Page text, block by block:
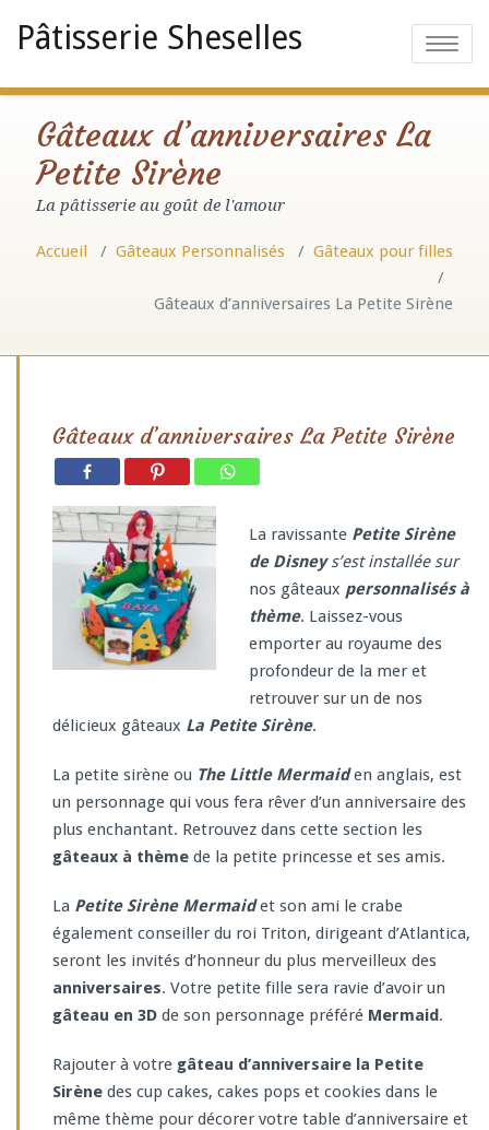
Pâtisserie Sheselles Toggle
Gâteaux d’anniversaires La
Petite Sirène
La pâtisserie au goût de l'amour
Accueil / Gâteaux Personnalisés / Gâteaux pour filles
/
Gâteaux d’anniversaires La Petite Sirène
Gâteaux d’anniversaires La Petite Sirène
La ravissante Petite Sirène
de Disneys’est installée sur
nos gâteaux personnalisés à
thème. Laissez-vous
emporter au royaume des
profondeur de la mer et
retrouver sur un de nos
délicieux gâteaux La Petite Sirène.
La petite sirène ou The Little Mermaiden anglais, est
un personnage qui vous fera rêver d’un anniversaire des
plus enchantant. Retrouvez dans cette section les
gâteaux à thème de la petite princesse et ses amis.
La Petite Sirène Mermaidet son ami le crabe
également conseiller du roi Triton, dirigeant d’Atlantica,
seront les invités d’honneur du plus merveilleux des
anniversaires. Votre petite fille sera ravie d’avoir un
gâteau en 3D de son personnage préféré Mermaid.
Rajouter à votre gâteau d’anniversaire la Petite
Sirène des cup cakes, cakes pops et cookies dans le
même thème pour décorer votre table d’anniversaire et